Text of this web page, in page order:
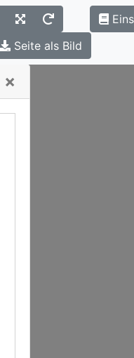
×
Seite als Bild